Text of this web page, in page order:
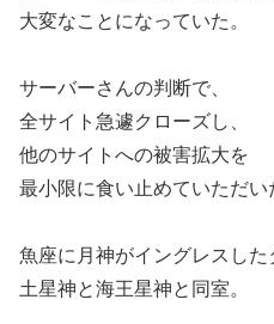
大変なことになっていた。
サーバーさんの判断で、
全サイト急遽クローズし、
他のサイトへの被害拡大を
最小限に食い止めていただい
魚座に月神がイングレスした
土星神と海王星神と同室。